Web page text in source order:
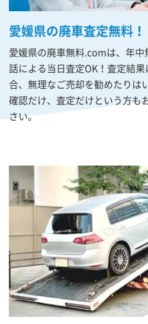
愛媛県の廃車査定無料！
愛媛県の廃車無料.comは、年
話による当日査定OK！査定結
合、無理なご売却を勧めたりは
確認だけ、査定だけという方も
さい。